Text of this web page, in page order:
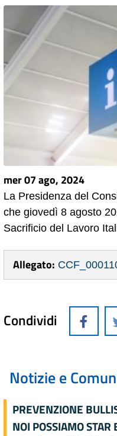
mer 07 ago, 2024
La Presidenza del
che giovedì 8 agosto
Sacrificio del Lavoro
Allegato:
Condividi
Notizie e
PREVENZIONE
NOI POSSIAMO